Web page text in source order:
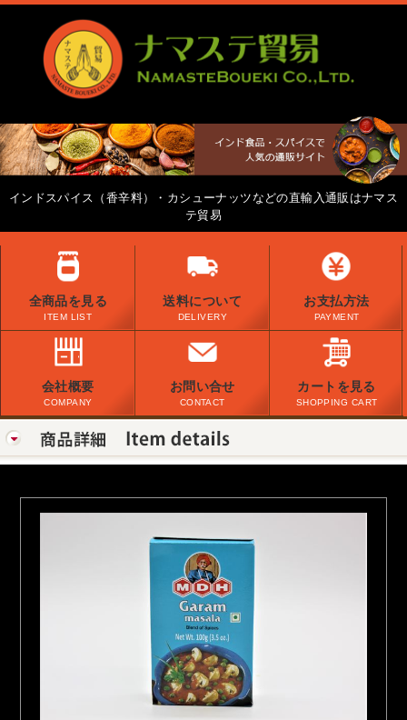
インドスパイス（香辛料）・カシューナッツなどの直輸入通販はナマス
テ貿易
全商品を見る
ITEM LIST
送料について
DELIVERY
お支払方法
PAYMENT
会社概要
COMPANY
お問い合せ
CONTACT
カートを見る
SHOPPING CART